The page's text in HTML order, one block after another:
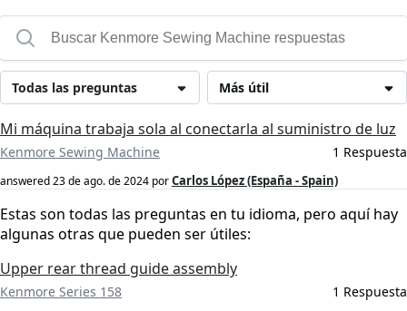
Más útil
Todas las preguntas
Mi máquina trabaja sola al conectarla al suministro de luz
Kenmore Sewing Machine 1 Respuesta
answered23 de ago. de 2024 porCarlos López (España - Spain)
Estas son todas las preguntas en tu idioma, pero aquí hay
algunas otras que pueden ser útiles:
Upper rear thread guide assembly
Kenmore Series 158 1 Respuesta